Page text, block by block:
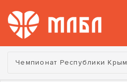
Турнир:
Чемпионат Республики Крым